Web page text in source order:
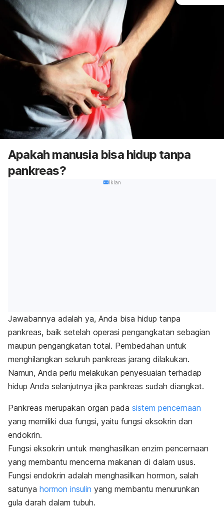
Apakah manusia bisa hidup tanpa
pankreas?
Iklan
Jawabannya adalah ya, Anda bisa hidup tanpa
pankreas, baik setelah operasi pengangkatan sebagian
maupun pengangkatan total. Pembedahan untuk
menghilangkan seluruh pankreas jarang dilakukan.
Namun, Anda perlu melakukan penyesuaian terhadap
hidup Anda selanjutnya jika pankreas sudah diangkat.
Pankreas merupakan organ pada sistem pencernaan
yang memiliki dua fungsi, yaitu fungsi eksokrin dan
endokrin.
Fungsi eksokrin untuk menghasilkan enzim pencernaan
yang membantu mencerna makanan di dalam usus.
Fungsi endokrin adalah menghasilkan hormon, salah
satunya hormon insulin yang membantu menurunkan
gula darah dalam tubuh.